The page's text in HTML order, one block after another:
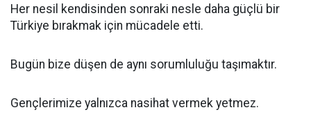
Her nesil kendisinden sonraki nesle daha güçlü bir
Türkiye bırakmak için mücadele etti.
Bugün bize düşen de aynı sorumluluğu taşımaktır.
Gençlerimize yalnızca nasihat vermek yetmez.